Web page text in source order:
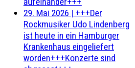
29. Mai 2026 | +++Der
Rockmusiker Udo Lindenberg
ist heute in ein Hamburger
Krankenhaus eingeliefert
worden+++Konzerte sind